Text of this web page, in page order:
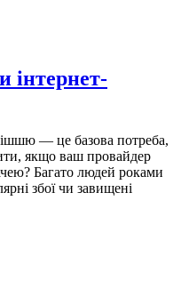
інтернет-
— це базова потреба,
якщо ваш провайдер
Багато людей роками
збої чи завищені